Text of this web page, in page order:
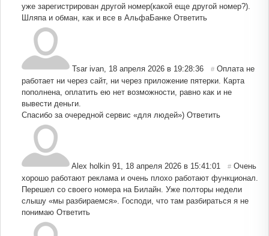
уже зарегистрирован другой номер(какой еще другой номер?).
Шляпа и обман, как и все в АльфаБанке Ответить
Tsar ivan 18 апреля 2026 в 19:28:36 # Оплата не
работает ни через сайт, ни через приложение пятерки. Карта
пополнена, оплатить ею нет возможности, равно как и не
вывести деньги.
Спасибо за очередной сервис «для людей») Ответить
Alex holkin 91 18 апреля 2026 в 15:41:01 # Очень
хорошо работают реклама и очень плохо работают функционал.
Перешел со своего номера на Билайн. Уже полторы недели
слышу «мы разбираемся». Господи, что там разбираться я не
понимаю Ответить